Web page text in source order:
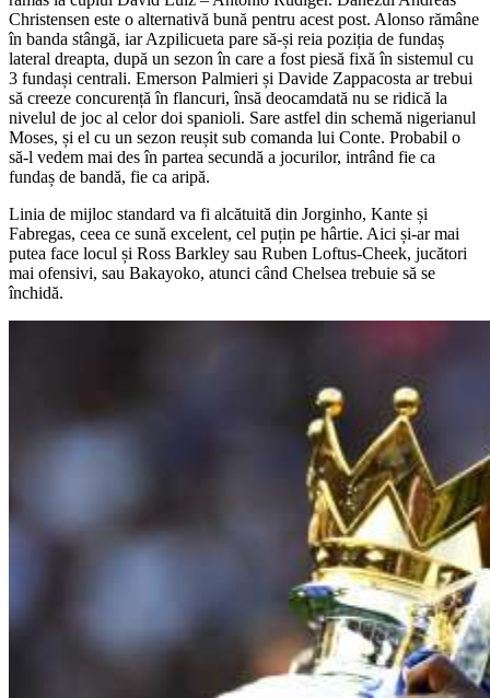
Christensen este o alternativă bună pentru acest post. Alonso rămâne
în banda stângă, iar Azpilicueta pare să-și reia poziția de fundaș
lateral dreapta, după un sezon în care a fost piesă fixă în sistemul cu
3 fundași centrali. Emerson Palmieri și Davide Zappacosta ar trebui
să creeze concurență în flancuri, însă deocamdată nu se ridică la
nivelul de joc al celor doi spanioli. Sare astfel din schemă nigerianul
Moses, și el cu un sezon reușit sub comanda lui Conte. Probabil o
să-l vedem mai des în partea secundă a jocurilor, intrând fie ca
fundaș de bandă, fie ca aripă.
Linia de mijloc standard va fi alcătuită din Jorginho, Kante și
Fabregas, ceea ce sună excelent, cel puțin pe hârtie. Aici și-ar mai
putea face locul și Ross Barkley sau Ruben Loftus-Cheek, jucători
mai ofensivi, sau Bakayoko, atunci când Chelsea trebuie să se
închidă.